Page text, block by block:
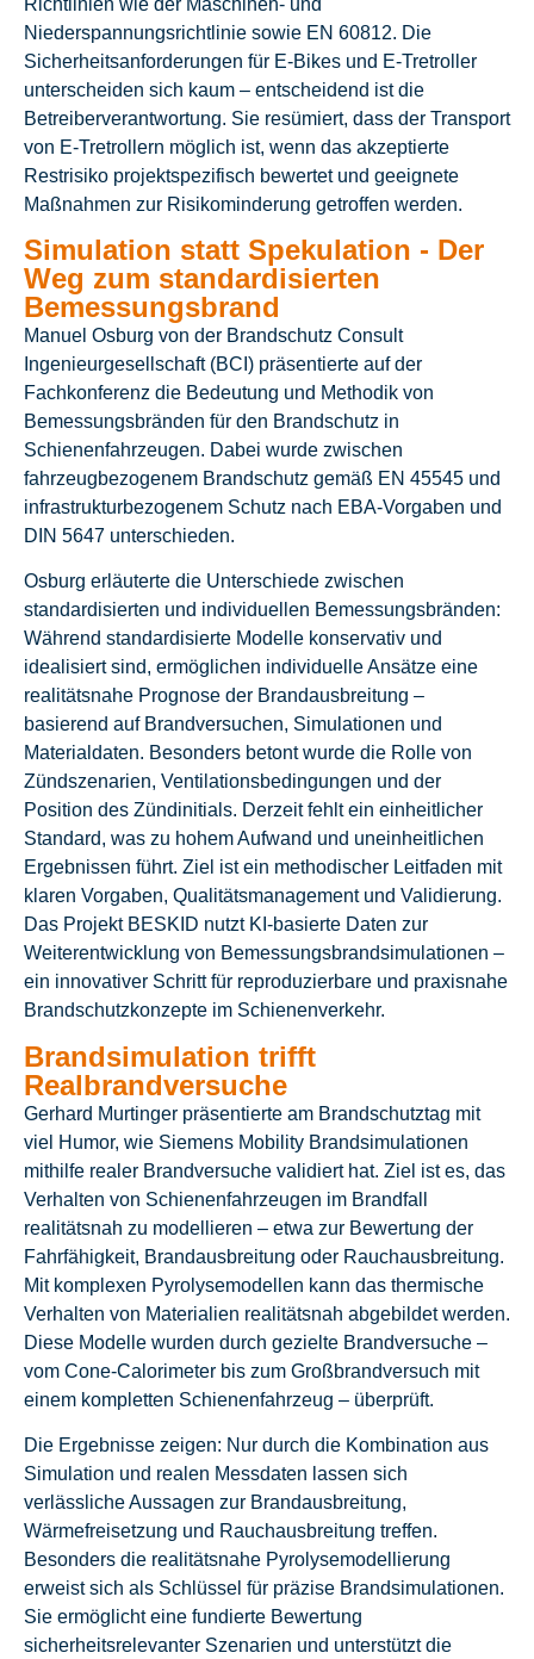
Niederspannungsrichtlinie sowie EN 60812. Die
Sicherheitsanforderungen für E-Bikes und E-Tretroller
unterscheiden sich kaum – entscheidend ist die
Betreiberverantwortung. Sie resümiert, dass der Transport
von E-Tretrollern möglich ist, wenn das akzeptierte
Restrisiko projektspezifisch bewertet und geeignete
Maßnahmen zur Risikominderung getroffen werden.
Simulation statt Spekulation - Der
Weg zum standardisierten
Bemessungsbrand
Manuel Osburg von der Brandschutz Consult
Ingenieurgesellschaft (BCI) präsentierte auf der
Fachkonferenz die Bedeutung und Methodik von
Bemessungsbränden für den Brandschutz in
Schienenfahrzeugen. Dabei wurde zwischen
fahrzeugbezogenem Brandschutz gemäß EN 45545 und
infrastrukturbezogenem Schutz nach EBA-Vorgaben und
DIN 5647 unterschieden.
Osburg erläuterte die Unterschiede zwischen
standardisierten und individuellen Bemessungsbränden:
Während standardisierte Modelle konservativ und
idealisiert sind, ermöglichen individuelle Ansätze eine
realitätsnahe Prognose der Brandausbreitung –
basierend auf Brandversuchen, Simulationen und
Materialdaten. Besonders betont wurde die Rolle von
Zündszenarien, Ventilationsbedingungen und der
Position des Zündinitials. Derzeit fehlt ein einheitlicher
Standard, was zu hohem Aufwand und uneinheitlichen
Ergebnissen führt. Ziel ist ein methodischer Leitfaden mit
klaren Vorgaben, Qualitätsmanagement und Validierung.
Das Projekt BESKID nutzt KI-basierte Daten zur
Weiterentwicklung von Bemessungsbrandsimulationen –
ein innovativer Schritt für reproduzierbare und praxisnahe
Brandschutzkonzepte im Schienenverkehr.
Brandsimulation trifft
Realbrandversuche
Gerhard Murtinger präsentierte am Brandschutztag mit
viel Humor, wie Siemens Mobility Brandsimulationen
mithilfe realer Brandversuche validiert hat. Ziel ist es, das
Verhalten von Schienenfahrzeugen im Brandfall
realitätsnah zu modellieren – etwa zur Bewertung der
Fahrfähigkeit, Brandausbreitung oder Rauchausbreitung.
Mit komplexen Pyrolysemodellen kann das thermische
Verhalten von Materialien realitätsnah abgebildet werden.
Diese Modelle wurden durch gezielte Brandversuche –
vom Cone-Calorimeter bis zum Großbrandversuch mit
einem kompletten Schienenfahrzeug – überprüft.
Die Ergebnisse zeigen: Nur durch die Kombination aus
Simulation und realen Messdaten lassen sich
verlässliche Aussagen zur Brandausbreitung,
Wärmefreisetzung und Rauchausbreitung treffen.
Besonders die realitätsnahe Pyrolysemodellierung
erweist sich als Schlüssel für präzise Brandsimulationen.
Sie ermöglicht eine fundierte Bewertung
sicherheitsrelevanter Szenarien und unterstützt die